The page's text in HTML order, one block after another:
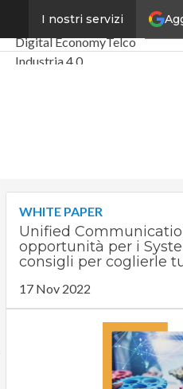
I nostri servizi
Ultimi articoli
Digital EconomyTelco
Industria 4.0
PodcastPrivacy
WHITE PAPER
Unified
opportunità per i
consigli per coglierle
17 Nov 2022